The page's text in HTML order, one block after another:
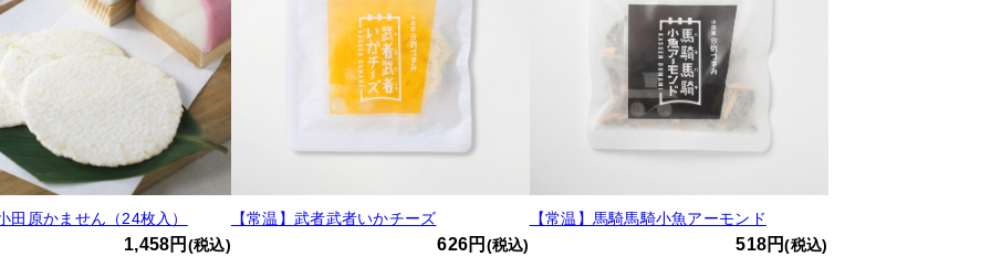
田原かません（24枚入）
1,458円 (税込)
【常温】武者武者いかチーズ
626円 (税込)
【常温】馬騎馬騎小魚アーモンド
518円(税込)